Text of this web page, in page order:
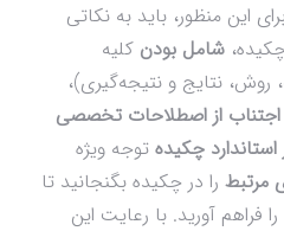
این منظور، باید به نکاتی
چکیده، شامل بودن کلیه
نتایج و نتیجه‌گیری)،
اجتناب از اصطلاحات تخصصی
چکیده توجه ویژه
مرتبط را در چکیده بگنجانید تا
فراهم آورید. با رعایت این